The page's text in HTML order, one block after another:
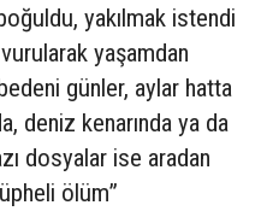
yakılmak istendi
yaşamdan
bedeni günler, aylar hatta
deniz kenarında ya da
dosyalar ise aradan
ölüm”